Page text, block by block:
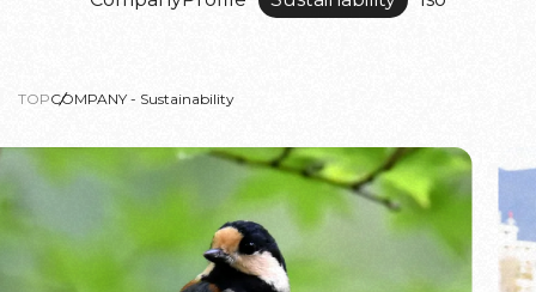
TOPCOMPANY - Sustainability